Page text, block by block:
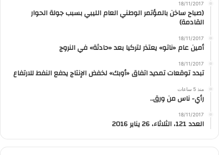
18/11/2017
(صباح ساخن بالمؤتمر الوطني العام الليبي بسبب جولة الحوار
القادمة)
18/11/2017
أمين عام «ناتو» يعتذر لتركيا بعد «حادثة» في النروج
18/11/2017
تبدد توقعات تمديد اتفاق «أوبك» لخفض الإنتاج يدفع النفط للارتفاع
منذ 5 ساعات
رأي- ناس من ورق..
18/11/2017
العدد 121، الثلاثاء، 26 يناير 2016